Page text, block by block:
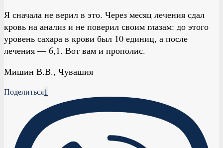
Я сначала не верил в это. Через месяц лечения сдал
кровь на анализ и не поверил своим глазам: до этого
уровень сахара в крови был 10 единиц, а после
лечения — 6,1. Вот вам и прополис.
Мишин В.В., Чувашия
Поделиться1